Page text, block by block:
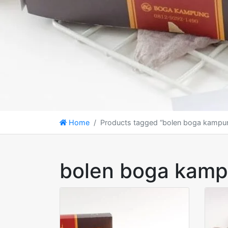
Home Products tagged “bolen boga
bolen boga